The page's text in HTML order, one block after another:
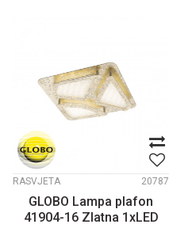
RASVJETA 20787
GLOBO Lampa plafon
41904-16 Zlatna 1xLED